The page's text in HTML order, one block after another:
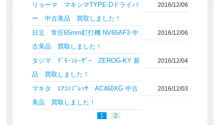
リョーマ マキシマTYPE-Dドライバ
ー 中古美品 買取しました！
2016/12/06
日立 常圧65mm釘打機 NV65AF3 中
古美品 買取しました！
2016/12/06
タジマ ｸﾞﾘｰﾝﾚｰｻﾞｰ ZEROG-KY 新
品 買取しました！
2016/12/04
マキタ ｴｱｺﾝﾌﾟﾚｯｻ AC460XG 中古
美品 買取しました！
2016/12/03
1 2